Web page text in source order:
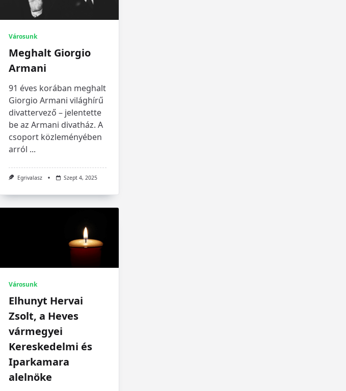
Városunk
Meghalt Giorgio
Armani
91 éves korában meghalt
Giorgio Armani világhírű
divattervező – jelentette
be az Armani divatház. A
csoport közleményében
arról ...
Egrivalasz Szept 4, 2025
Városunk
Elhunyt Hervai
Zsolt, a Heves
vármegyei
Kereskedelmi és
Iparkamara
alelnöke